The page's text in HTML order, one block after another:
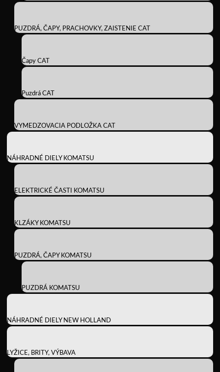
PUZDRÁ, ČAPY, PRACHOVKY, ZAISTENIE CAT
Čapy CAT
Puzdrá CAT
VYMEDZOVACIA PODLOŽKA CAT
NÁHRADNÉ DIELY KOMATSU
ELEKTRICKÉ ČASTI KOMATSU
KLZÁKY KOMATSU
PUZDRÁ, ČAPY KOMATSU
PUZDRÁ KOMATSU
NÁHRADNÉ DIELY NEW HOLLAND
LYŽICE, BRITY, VÝBAVA